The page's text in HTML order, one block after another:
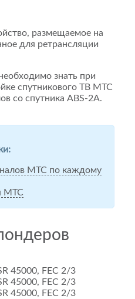
размещаемое на
для ретрансляции
знать при
спутникового ТВ МТС
со спутника ABS-2A.
МТС по каждому
МТС
45000, FEC 2/3
45000, FEC 2/3
45000, FEC 2/3